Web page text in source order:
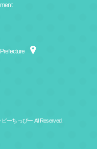
ーちっぴー All Reserved.